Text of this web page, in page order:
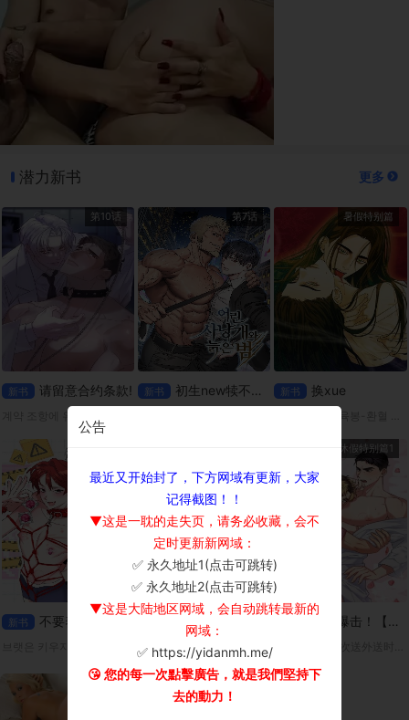
潜力新书 更多
新书 请留意合约条款!
第10话
新书 初生new犊不怕old虎
第7话
新书 换xue
暑假特别篇
新书 不要养bart 我爱的老板
내가 사랑하는 보스 平台：MrBlue
奶香爆击！【无码】
休假特别篇1
公告
最近又开始封了，下方网域有更新，大家
记得截图！！
▼这是一耽的走失页，请务必收藏，会不
定时更新新网域：
✅ 永久地址1(点击可跳转)
✅ 永久地址2(点击可跳转)
▼这是大陆地区网域，会自动跳转最新的
网域：
✅ https://yidanmh.me/
😘 您的每一次點擊廣告，就是我們堅持下
去的動力！